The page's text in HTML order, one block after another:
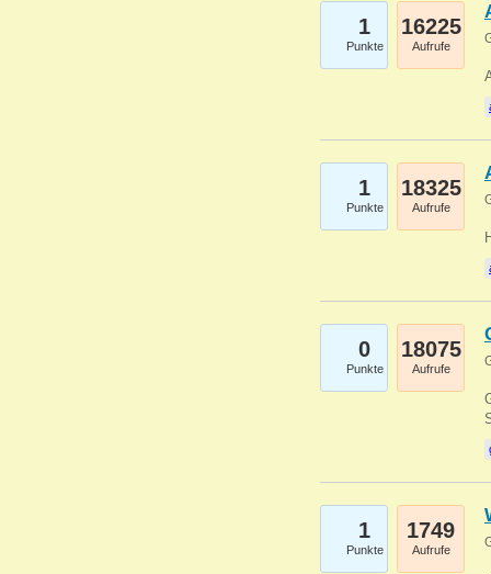
1
Punkte
16225
Aufrufe
1
Punkte
18325
Aufrufe
0
Punkte
18075
Aufrufe
1
Punkte
1749
Aufrufe